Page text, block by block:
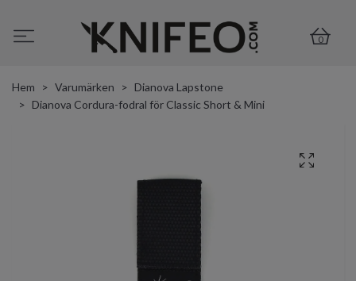
0
Hem Varumärken
Dianova Lapstone
Dianova Cordura-fodral för Classic Short & Mini